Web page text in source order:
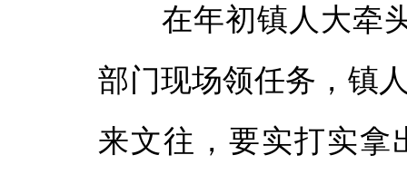
在年初镇人大牵头
部门现场领任务，镇
来文往，要实打实拿